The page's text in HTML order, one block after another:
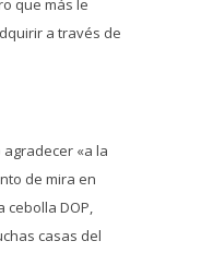
que más le
a través de
agradecer «a la
de mira en
cebolla DOP,
casas del